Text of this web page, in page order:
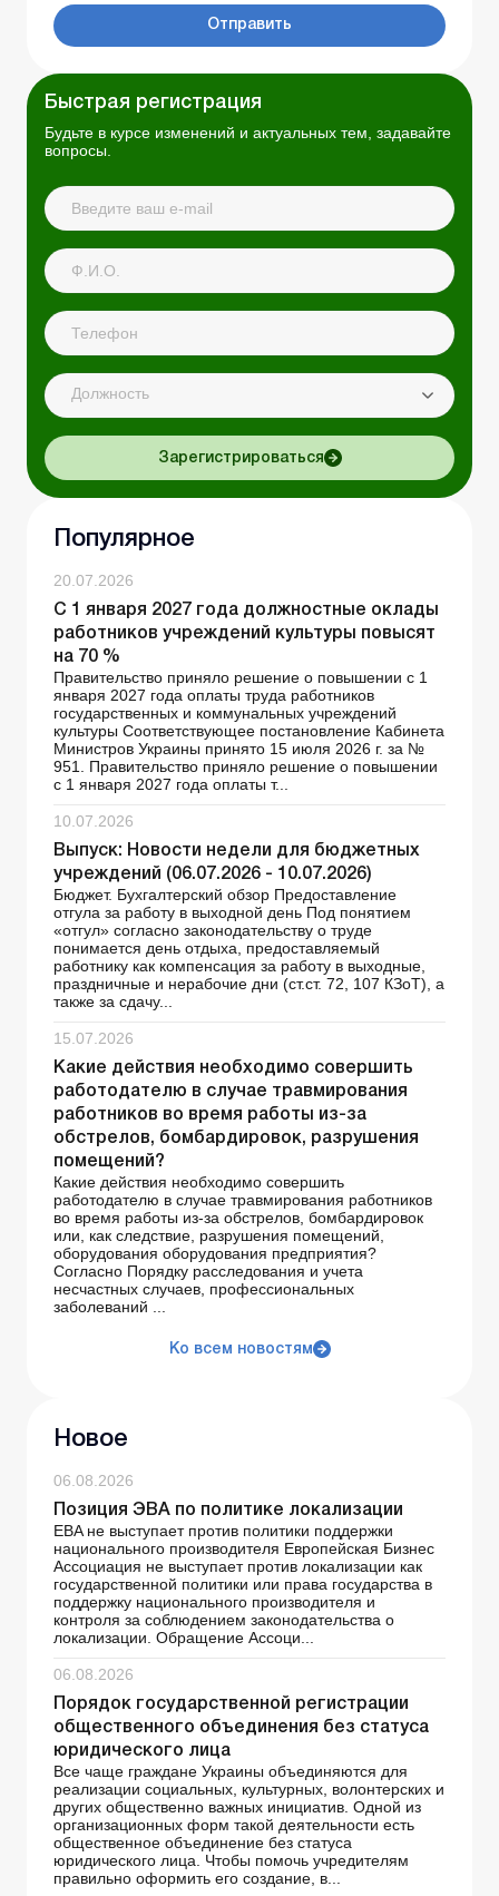
Отправить
Быстрая регистрация
Будьте в курсе изменений и актуальных тем, задавайте
вопросы.
Должность
Зарегистрироваться
Популярное
20.07.2026
С 1 января 2027 года должностные оклады
работников учреждений культуры повысят
на 70 %
Правительство приняло решение о повышении с 1
января 2027 года оплаты труда работников
государственных и коммунальных учреждений
культуры Соответствующее постановление Кабинета
Министров Украины принято 15 июля 2026 г. за №
951. Правительство приняло решение о повышении
с 1 января 2027 года оплаты т...
10.07.2026
Выпуск: Новости недели для бюджетных
учреждений (06.07.2026 - 10.07.2026)
Бюджет. Бухгалтерский обзор Предоставление
отгула за работу в выходной день Под понятием
«отгул» согласно законодательству о труде
понимается день отдыха, предоставляемый
работнику как компенсация за работу в выходные,
праздничные и нерабочие дни (ст.ст. 72, 107 КЗоТ), а
также за сдачу...
15.07.2026
Какие действия необходимо совершить
работодателю в случае травмирования
работников во время работы из-за
обстрелов, бомбардировок, разрушения
помещений?
Какие действия необходимо совершить
работодателю в случае травмирования работников
во время работы из-за обстрелов, бомбардировок
или, как следствие, разрушения помещений,
оборудования оборудования предприятия?
Согласно Порядку расследования и учета
несчастных случаев, профессиональных
заболеваний ...
Ко всем новостям
Новое
06.08.2026
Позиция ЭВА по политике локализации
EBA не выступает против политики поддержки
национального производителя Европейская Бизнес
Ассоциация не выступает против локализации как
государственной политики или права государства в
поддержку национального производителя и
контроля за соблюдением законодательства о
локализации. Обращение Ассоци...
06.08.2026
Порядок государственной регистрации
общественного объединения без статуса
юридического лица
Все чаще граждане Украины объединяются для
реализации социальных, культурных, волонтерских и
других общественно важных инициатив. Одной из
организационных форм такой деятельности есть
общественное объединение без статуса
юридического лица. Чтобы помочь учредителям
правильно оформить его создание, в...